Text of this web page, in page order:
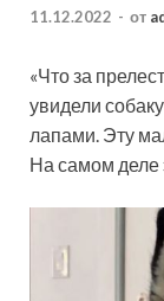
11.12.2022 - от
«Что за
увидели
лапами. Эту
На самом деле